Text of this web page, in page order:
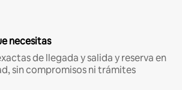
necesitas
de llegada y salida y reserva en
sin compromisos ni trámites